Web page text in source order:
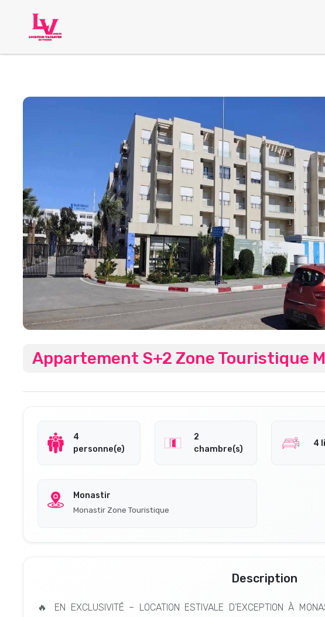
Appartement S+2 Zone Touristique
4
personne(e)
2
chambre(s)
4
Monastir
Monastir Zone Touristique
Description
🔥 EN EXCLUSIVITÉ – LOCATION ESTIVALE D’EXCEPTION À